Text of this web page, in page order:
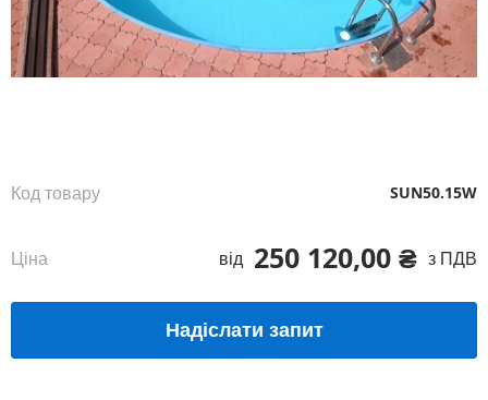
250 120,00 ₴ з ПДВ
Ціна від
Код товару SUN50.15W
Надіслати запит